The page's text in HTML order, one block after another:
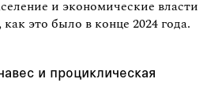
и экономические власти
это было в конце 2024 года.
и проциклическая